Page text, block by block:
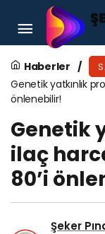
Haberler
Genetik yatkınlık
önlenebilir!
Genetik
ilaç
80’i
Şeker
Miyomlar